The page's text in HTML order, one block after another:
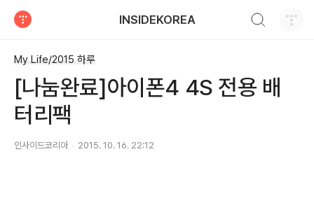
INSIDEKOREA
My Life/2015 하루
[나눔완료]아이폰4 4S 전용 배
터리팩
인사이드코리아 2015. 10. 16. 22:12